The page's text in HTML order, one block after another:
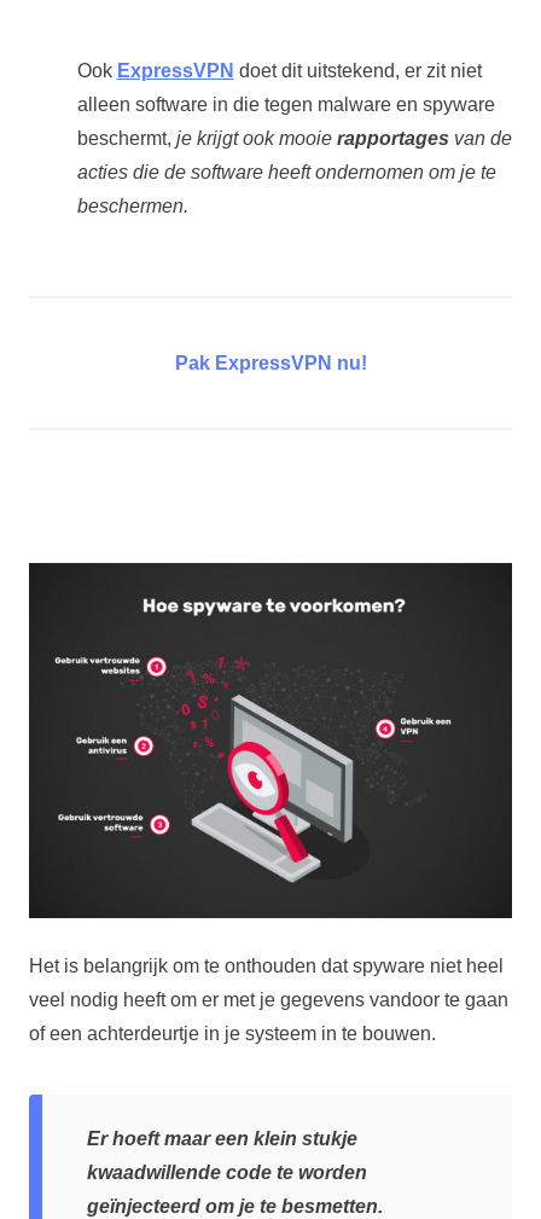
Ook ExpressVPN doet dit uitstekend, er zit niet
alleen software in die tegen malware en spyware
beschermt, je krijgt ook mooie rapportages van de
acties die de software heeft ondernomen om je te
beschermen.
Pak ExpressVPN nu!
Het is belangrijk om te onthouden dat spyware niet heel
veel nodig heeft om er met je gegevens vandoor te gaan
of een achterdeurtje in je systeem in te bouwen.
Er hoeft maar een klein stukje
kwaadwillende code te worden
geïnjecteerd om je te besmetten.